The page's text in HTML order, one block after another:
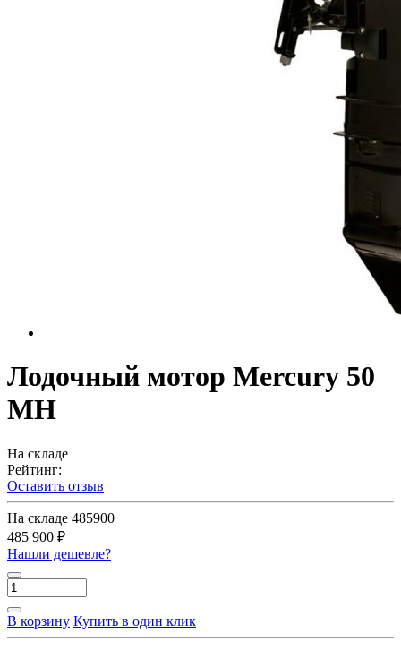
Лодочный мотор Mercury 50
MH
На складе
Рейтинг:
Оставить отзыв
На складе 485900
485 900 ₽
Нашли дешевле?
В корзину Купить в один клик